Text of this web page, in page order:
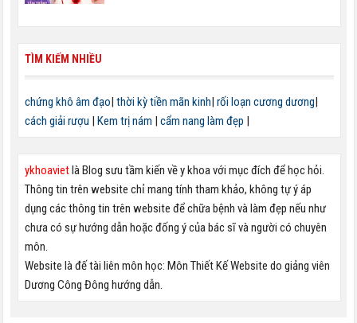
TÌM KIẾM NHIỀU
chứng khô âm đạo| thời kỳ tiền mãn kinh| rối loạn cương dương|
cách giải rượu | Kem trị nám | cẩm nang làm đẹp |
ykhoavietlà Blog sưu tầm kiến về y khoa với mục đích để học hỏi.
Thông tin trên website chỉ mang tính tham khảo, không tự ý áp
dụng các thông tin trên website để chữa bệnh và làm đẹp nếu như
chưa có sự hướng dẫn hoặc đống ý của bác sĩ và người có chuyên
môn.
Website là đế tài liên môn học: Môn Thiết Kế Website do giảng viên
Dương Công Đông hướng dẫn.